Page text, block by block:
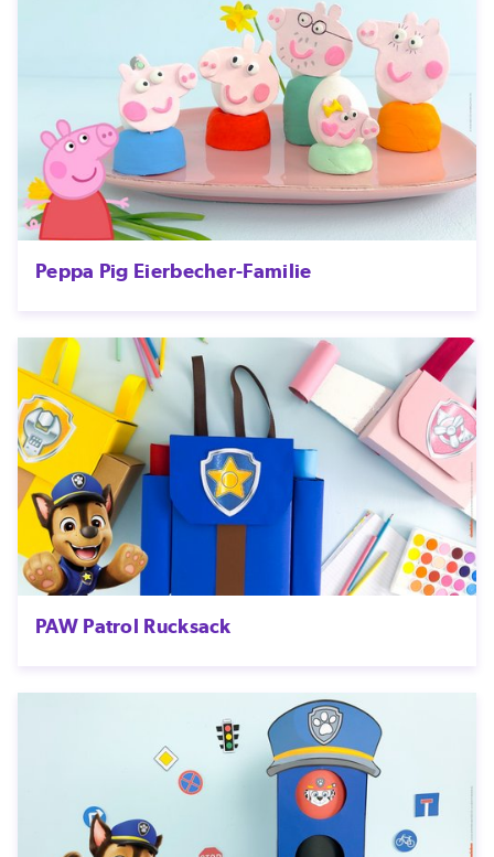
Peppa Pig Eierbecher-Familie
PAW Patrol Rucksack